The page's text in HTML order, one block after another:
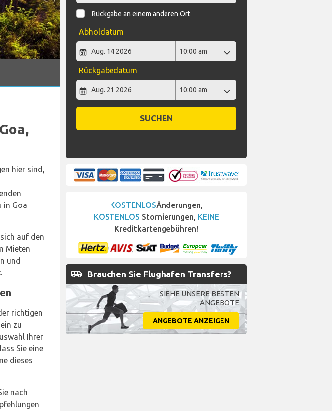
hier sind,
in Goa
auf den
Mieten
und
richtigen
zu
Ihrer
Sie eine
dieses
nach
Rückgabe an einem anderen Ort
Abholdatum
Rückgabedatum
SUCHEN
KOSTENLOSÄnderungen,
KOSTENLOS Stornierungen, KEINE
Kreditkartengebühren!
airport_shuttle Brauchen Sie Flughafen Transfers?
SIEHE UNSERE BESTEN
ANGEBOTE
ANGEBOTE ANZEIGEN